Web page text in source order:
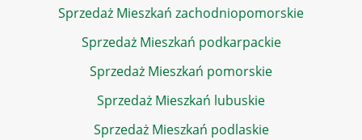
Sprzedaż Mieszkań zachodniopomorskie
Sprzedaż Mieszkań podkarpackie
Sprzedaż Mieszkań pomorskie
Sprzedaż Mieszkań lubuskie
Sprzedaż Mieszkań podlaskie